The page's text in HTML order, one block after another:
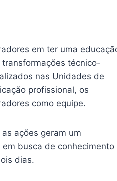
em ter uma
técnico-
nas Unidades de
profissional, os
como equipe.
ações geram um
busca de conhecimento
dias.